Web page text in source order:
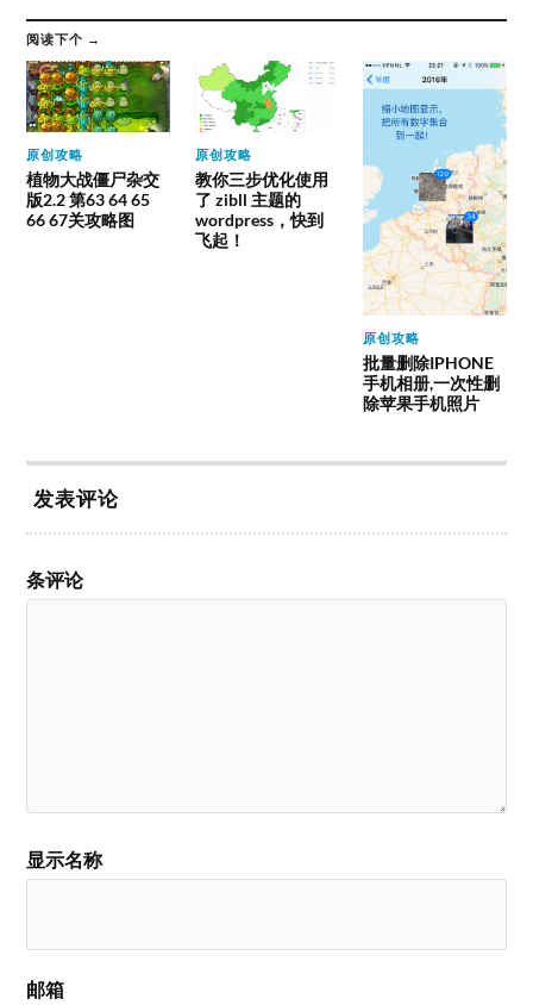
阅读下个 →
原创攻略
植物大战僵尸杂交
版2.2 第63 64 65
66 67关攻略图
原创攻略
教你三步优化使用
了 zibll 主题的
wordpress，快到
飞起！
原创攻略
批量删除IPHONE
手机相册,一次性删
除苹果手机照片
发表评论
条评论
显示名称
邮箱